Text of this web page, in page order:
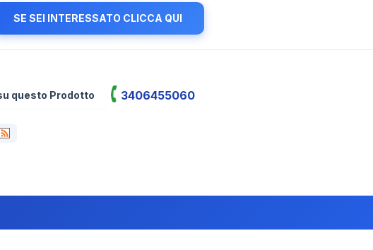
SE SEI INTERESSATO CLICCA QUI
questo Prodotto 3406455060